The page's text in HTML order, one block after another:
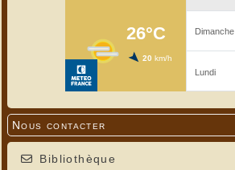
Nous contacter
Bibliothèque